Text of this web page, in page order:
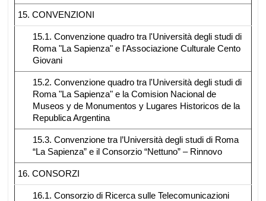
15. CONVENZIONI
15.1. Convenzione quadro tra l'Università degli studi di
Roma "La Sapienza" e l'Associazione Culturale Cento
Giovani
15.2. Convenzione quadro tra l'Università degli studi di
Roma "La Sapienza" e la Comision Nacional de
Museos y de Monumentos y Lugares Historicos de la
Republica Argentina
15.3. Convenzione tra l’Università degli studi di Roma
“La Sapienza” e il Consorzio “Nettuno” – Rinnovo
16. CONSORZI
16.1. Consorzio di Ricerca sulle Telecomunicazioni